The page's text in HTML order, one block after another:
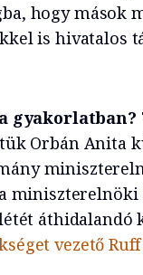
hogy mások
is hivatalos
gyakorlatban?
Orbán Anita
miniszterelnöki
áthidalandó
vezető Ruff